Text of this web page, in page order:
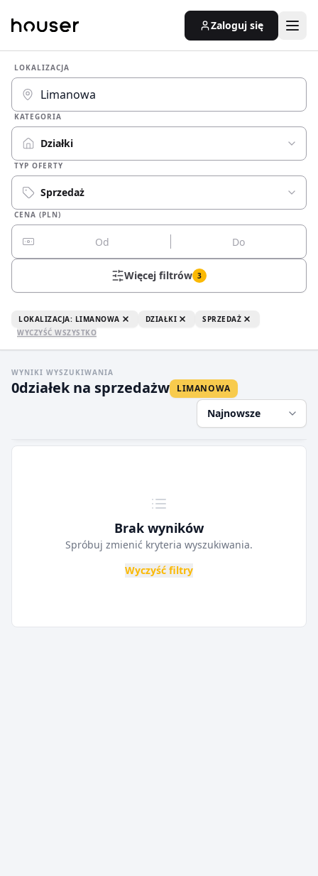
Zaloguj się
LOKALIZACJA
KATEGORIA
Działki
TYP OFERTY
Sprzedaż
CENA (PLN)
Więcej filtrów 3
LOKALIZACJA: LIMANOWA DZIAŁKI
SPRZEDAŻ
WYCZYŚĆ WSZYSTKO
WYNIKI WYSZUKIWANIA
0działek na sprzedażw LIMANOWA
Najnowsze
Brak wyników
Spróbuj zmienić kryteria wyszukiwania.
Wyczyść filtry